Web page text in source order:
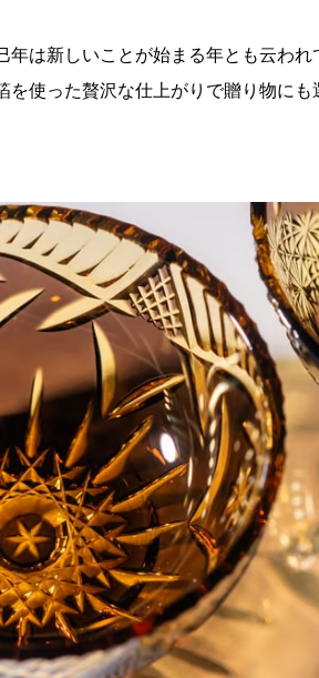
は新しいことが始まる年とも云われ
使った贅沢な仕上がりで贈り物にも